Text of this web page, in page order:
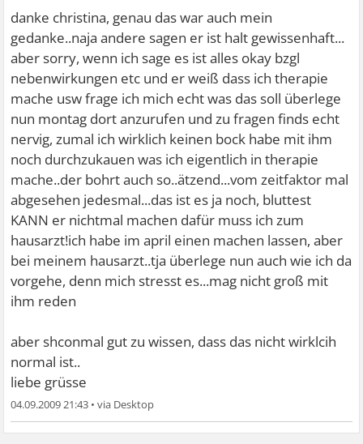
danke christina, genau das war auch mein
gedanke..naja andere sagen er ist halt gewissenhaft...
aber sorry, wenn ich sage es ist alles okay bzgl
nebenwirkungen etc und er weiß dass ich therapie
mache usw frage ich mich echt was das soll überlege
nun montag dort anzurufen und zu fragen finds echt
nervig, zumal ich wirklich keinen bock habe mit ihm
noch durchzukauen was ich eigentlich in therapie
mache..der bohrt auch so..ätzend...vom zeitfaktor mal
abgesehen jedesmal...das ist es ja noch, bluttest
KANN er nichtmal machen dafür muss ich zum
hausarzt!ich habe im april einen machen lassen, aber
bei meinem hausarzt..tja überlege nun auch wie ich da
vorgehe, denn mich stresst es...mag nicht groß mit
ihm reden
aber shconmal gut zu wissen, dass das nicht wirklcih
normal ist..
liebe grüsse
04.09.2009 21:43 •